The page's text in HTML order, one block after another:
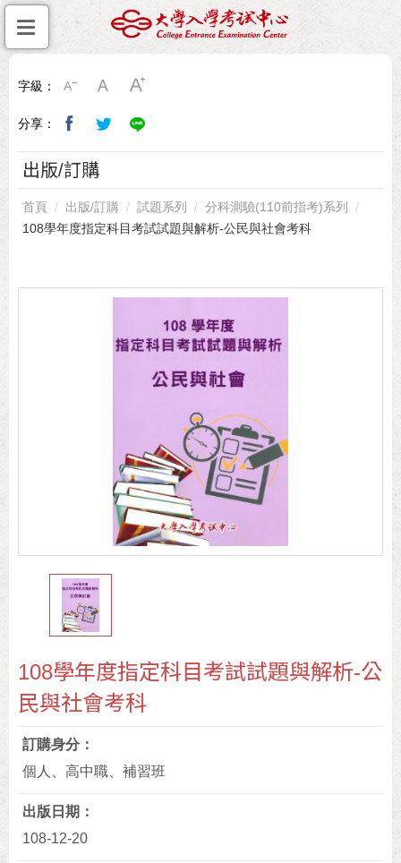
字級：
分享：
出版/訂購
首頁 出版/訂購 試題系列
分科測驗(110前指考)系列
108學年度指定科目考試試題與解析-公民與社會考科
108學年度指定科目考試試題與解析-公
民與社會考科
訂購身分
個人、高中職、補習班
出版日期
108-12-20